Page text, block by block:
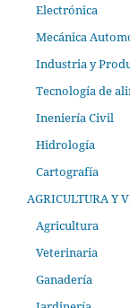
Electrónica
Mecánica
Industria y
Tecnología de
Ineniería Civil
Hidrología
Cartografía
AGRICULTURA Y
Agricultura
Veterinaria
Ganadería